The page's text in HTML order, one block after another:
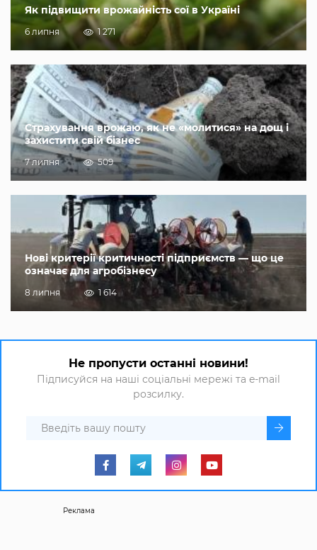
Як підвищити врожайність сої в Україні
6 липня 1 271
Страхування врожаю, як не «молитися» на дощ і
захистити свій бізнес
7 липня 509
Нові критерії критичності підприємств — що це
означає для агробізнесу
8 липня 1 614
Не пропусти останні новини!
Підписуйся на наші соціальні мережі та e-mail
розсилку.
Реклама